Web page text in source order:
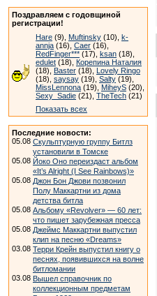
Поздравляем с годовщиной
регистрации!
Hare (9), Muftinsky (10), k-
annja (16), Caer (16),
RedFinger*** (17), ksan (18),
edulet (18), Корепина Наталия
(18), Baster (18), Lovely Ringo
(18), saysay (19), Salty (19),
MissLennona (19), MiheyS (20),
Sexy_Sadie (21), TheTech (21)
Показать всех
Последние новости:
05.08 Скульптурную группу Битлз
установили в Томске
05.08 Йоко Оно переиздаст альбом
«It’s Alright (I See Rainbows)»
05.08 Джон Бон Джови позвонил
Полу Маккартни из дома
детства битла
05.08 Альбому «Revolver» — 60 лет:
что пишет зарубежная пресса
05.08 Джеймс Маккартни выпустил
клип на песню «Dreams»
03.08 Терри Крейн выпустил книгу о
песнях, появившихся на волне
битломании
03.08 Вышел справочник по
коллекционным предметам